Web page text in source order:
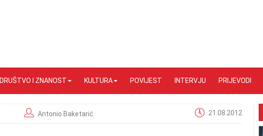
DRUŠTVO I ZNANOST KULTURA POVIJEST INTERVJU PRIJEVODI
Antonio Baketarić 21.08.2012